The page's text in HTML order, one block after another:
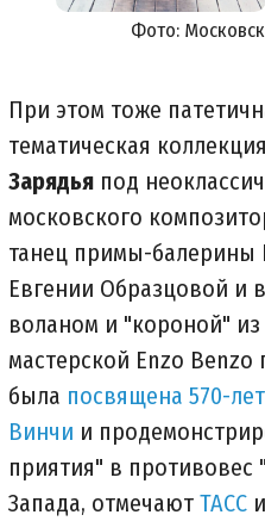
Фото:
При этом тоже
тематическая коллекция
Зарядья под
московского
танец примы-балерины
Евгении Образцовой и
воланом и "короной" из
мастерской Enzo
была посвящена 570-
Винчи и
приятия" в противовес
Запада, отмечают ТАСС